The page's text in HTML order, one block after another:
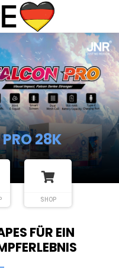
MAX
SHOP
FÜR EIN